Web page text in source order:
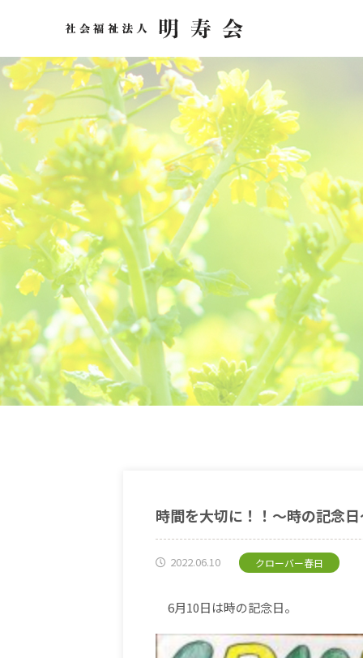
時間を大切に！！〜時の記念
2022.06.10 クローバー春日
6月10日は時の記念日。